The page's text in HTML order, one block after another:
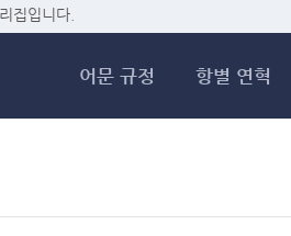
집입니다.
어문 규정 항별 연혁